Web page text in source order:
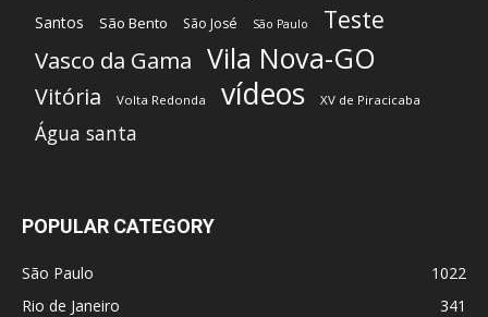
Santos
São Bento São José São Paulo Teste
Vasco da Gama Vila Nova-GO
Vitória Volta Redonda vídeos XV de Piracicaba
Água santa
POPULAR CATEGORY
São Paulo
1022
Rio de Janeiro
341